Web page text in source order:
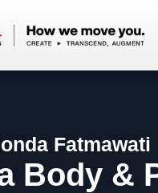
Fatmawati
Body &